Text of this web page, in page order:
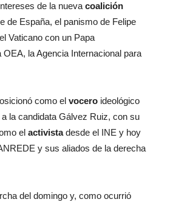
de la nueva coalición
de España, el panismo de Felipe
Vaticano con un Papa
la Agencia Internacional para
como el vocero ideológico
la candidata Gálvez Ruiz, con su
el activistadesde el INE y hoy
y sus aliados de la derecha
del domingo y, como ocurrió